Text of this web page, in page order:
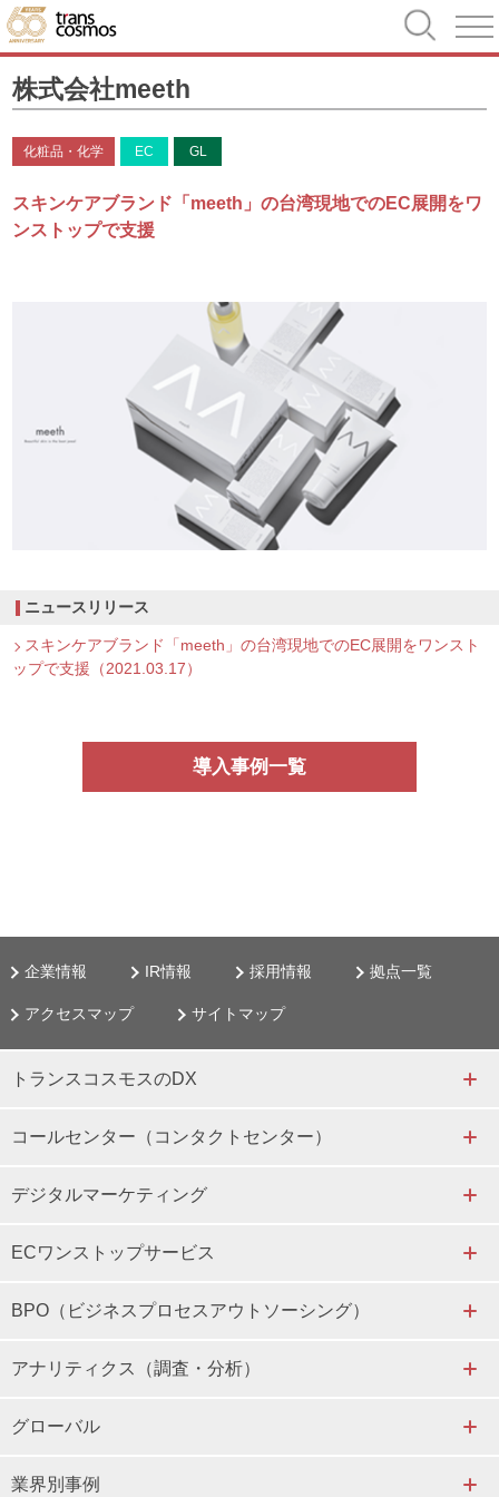
株式会社meeth
化粧品・化学 EC GL
スキンケアブランド「meeth」の台湾現地でのEC展開をワ
ンストップで支援
ニュースリリース
スキンケアブランド「meeth」の台湾現地でのEC展開をワンスト
ップで支援（2021.03.17）
導入事例一覧
企業情報 IR情報 採用情報 拠点一覧
アクセスマップ サイトマップ
トランスコスモスのDX
コールセンター（コンタクトセンター）
デジタルマーケティング
ECワンストップサービス
BPO（ビジネスプロセスアウトソーシング）
アナリティクス（調査・分析）
グローバル
業界別事例